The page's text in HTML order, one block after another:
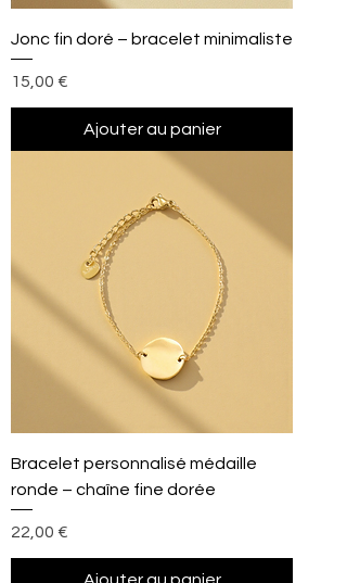
Jonc fin doré – bracelet minimaliste
Prix
15,00 €
Ajouter au panier
Bracelet personnalisé médaille
ronde – chaîne fine dorée
Prix
22,00 €
Ajouter au panier